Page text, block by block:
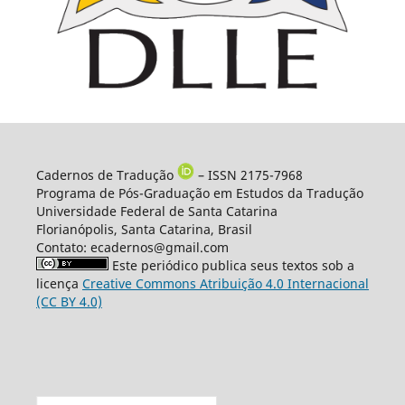
Cadernos de Tradução
– ISSN 2175-7968
Programa de Pós-Graduação em Estudos da Tradução
Universidade Federal de Santa Catarina
Florianópolis, Santa Catarina, Brasil
Contato: ecadernos@gmail.com
Este periódico publica seus textos sob a
licença Creative Commons Atribuição 4.0 Internacional
(CC BY 4.0)